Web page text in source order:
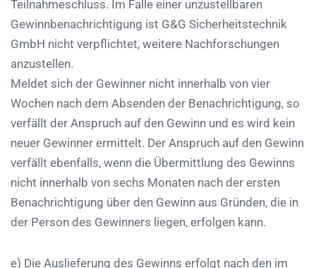
Teilnahmeschluss. Im Falle einer unzustellbaren
Gewinnbenachrichtigung ist G&G Sicherheitstechnik
GmbH nicht verpflichtet, weitere Nachforschungen
anzustellen.
Meldet sich der Gewinner nicht innerhalb von vier
Wochen nach dem Absenden der Benachrichtigung, so
verfällt der Anspruch auf den Gewinn und es wird kein
neuer Gewinner ermittelt. Der Anspruch auf den Gewinn
verfällt ebenfalls, wenn die Übermittlung des Gewinns
nicht innerhalb von sechs Monaten nach der ersten
Benachrichtigung über den Gewinn aus Gründen, die in
der Person des Gewinners liegen, erfolgen kann.
e) Die Auslieferung des Gewinns erfolgt nach den im